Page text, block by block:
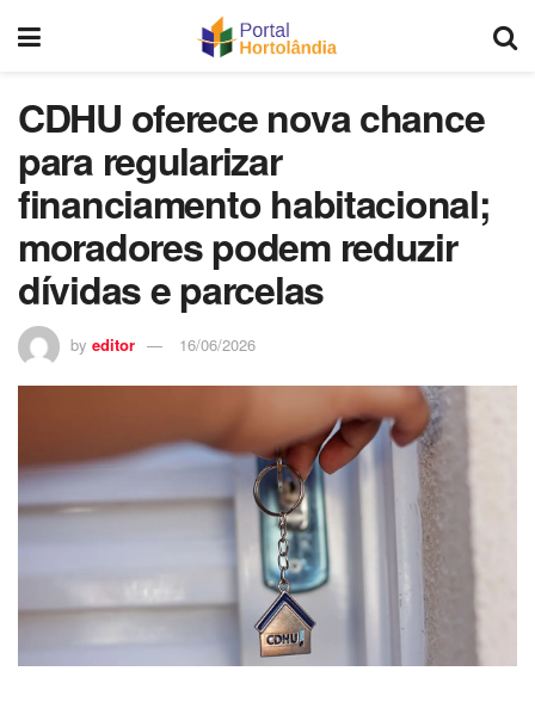
CDHU oferece nova chance
para regularizar
financiamento habitacional;
moradores podem reduzir
dívidas e parcelas
by editor 16/06/2026